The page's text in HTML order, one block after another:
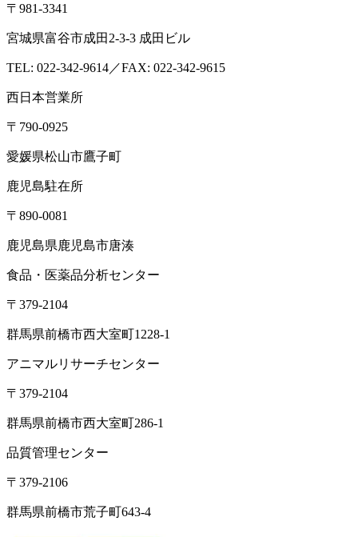
TEL:027-230-3411 ／ FAX:027-230-3412
営業時間｜8:30～17:00（定休日：土日祝）
東京オフィス
〒105-0004
東京都港区新橋1-5-5 国際善隣会館 3階BC
TEL： 03-6264-5313／FAX: 03-6264-5314
高崎営業所
〒370-3334
群馬県高崎市本郷町66-1
東北営業所
〒981-3341
宮城県富谷市成田2-3-3 成田ビル
TEL: 022-342-9614／FAX: 022-342-9615
西日本営業所
〒790-0925
愛媛県松山市鷹子町
鹿児島駐在所